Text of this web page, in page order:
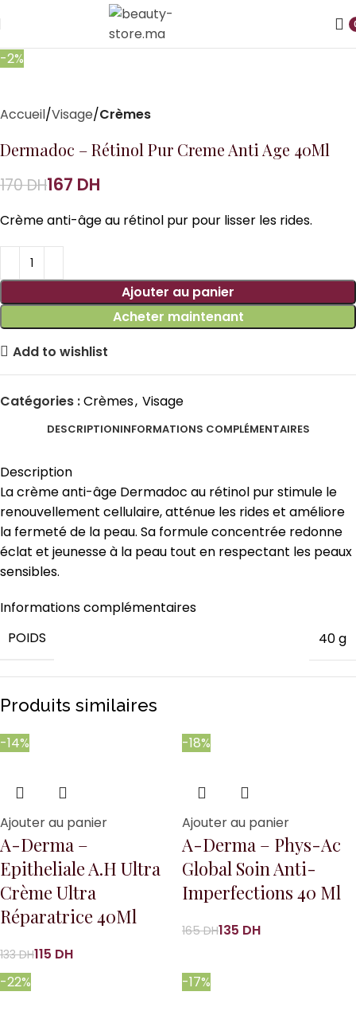
-2%
Accueil Visage Crèmes
Dermadoc – Rétinol Pur Creme Anti Age 40Ml
170DH167 DH
Crème anti-âge au rétinol pur pour lisser les rides.
Ajouter au panier
Acheter maintenant
Add to wishlist
Catégories :Crèmes, Visage
DESCRIPTIONINFORMATIONS COMPLÉMENTAIRES
Description
La crème anti-âge Dermadoc au rétinol pur stimule le
renouvellement cellulaire, atténue les rides et améliore
la fermeté de la peau. Sa formule concentrée redonne
éclat et jeunesse à la peau tout en respectant les peaux
sensibles.
Informations complémentaires
POIDS
40 g
Produits similaires
-14%
Ajouter au panier
A-Derma –
Epitheliale A.H Ultra
Crème Ultra
Réparatrice 40Ml
133DH115 DH
-18%
Ajouter au panier
A-Derma – Phys-Ac
Global Soin Anti-
Imperfections 40 Ml
165DH135 DH
-22% -17%